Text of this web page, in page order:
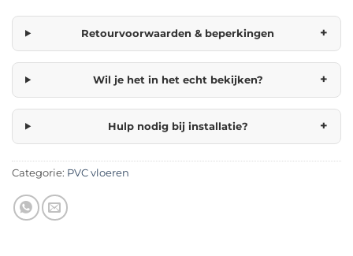
Retourvoorwaarden & beperkingen +
Wil je het in het echt bekijken? +
Hulp nodig bij installatie? +
Categorie: PVC vloeren